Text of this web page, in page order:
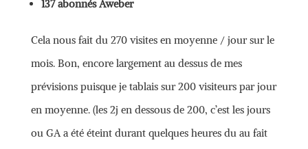
137 abonnés Aweber
Cela nous fait du 270 visites en moyenne / jour sur le
mois. Bon, encore largement au dessus de mes
prévisions puisque je tablais sur 200 visiteurs par jour
en moyenne. (les 2j en dessous de 200, c’est les jours
ou GA a été éteint durant quelques heures du au fait